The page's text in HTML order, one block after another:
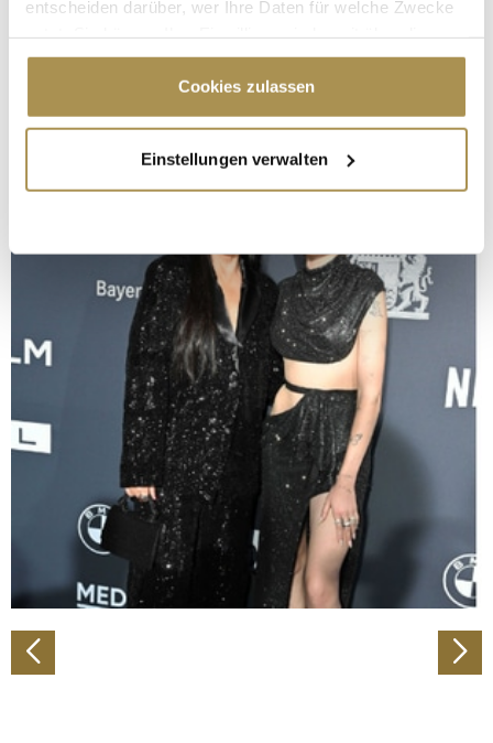
entscheiden darüber, wer Ihre Daten für welche Zwecke
Cookie-Erklärung oder durch Klicken auf das Privacy
Trigger Symbol ändern oder widerrufen
Informationen über Ihre geografische Lage
erfassen, welche bis auf einige Meter genau sein
bestimmten Merkmalen (Fingerprinting) identifizieren
Erfahren Sie mehr darüber, wie Ihre persönlichen Daten
verarbeitet werden, und legen Sie Ihre Präferenzen im
Abschnitt Einzelheitenfest.
Wir verwenden Cookies, um Inhalte und Anzeigen zu
personalisieren, Funktionen für soziale Medien anbieten
zu können und die Zugriffe auf unsere Website zu
analysieren. Außerdem geben wir Informationen zu Ihrer
Verwendung unserer Website an unsere Partner für
soziale Medien, Werbung und Analysen weiter. Unsere
Partner führen diese Informationen möglicherweise mit
weiteren Daten zusammen, die Sie ihnen bereitgestellt
gesammelt haben.
Cookies zulassen
Einstellungen verwalten